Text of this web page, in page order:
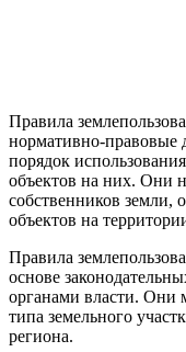
Правила
нормативно-правовые
порядок
объектов на них. Они
собственников земли,
объектов на
Правила
основе
органами власти. Они
типа земельного
региона.